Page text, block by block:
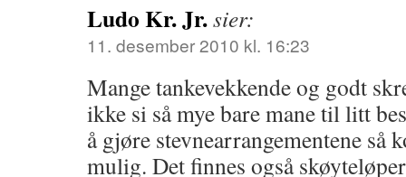
Ludo Kr. Jr.sier:
11. desember 2010 kl. 16:23
Mange tankevekkende og godt
ikke si så mye bare mane til litt
å gjøre stevnearrangementene så
mulig. Det finnes også